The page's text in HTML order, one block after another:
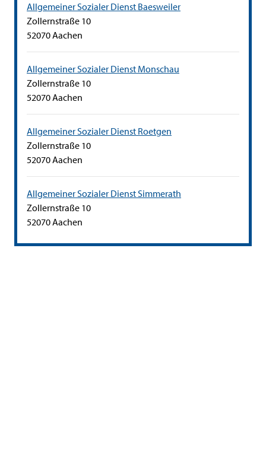
Allgemeiner Sozialer Dienst Baesweiler
Straße:
Zollernstraße Hausnummer:
10
PLZ:
52070Ort:
Aachen
Allgemeiner Sozialer Dienst Monschau
Straße:
Zollernstraße Hausnummer:
10
PLZ:
52070Ort:
Aachen
Allgemeiner Sozialer Dienst Roetgen
Straße:
Zollernstraße Hausnummer:
10
PLZ:
52070Ort:
Aachen
Allgemeiner Sozialer Dienst Simmerath
Straße:
Zollernstraße Hausnummer:
10
PLZ:
52070Ort:
Aachen